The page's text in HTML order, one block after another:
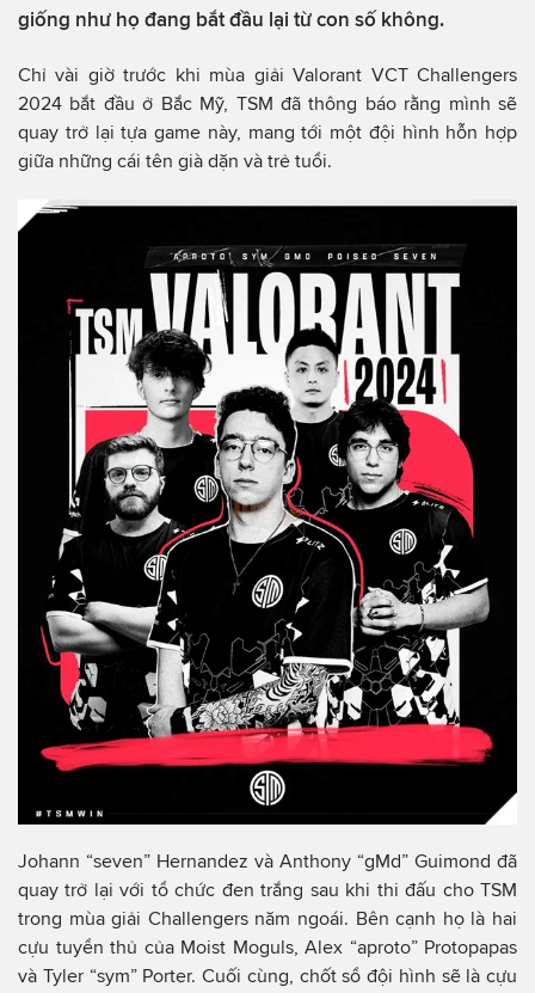
giống như họ đang bắt đầu lại từ con số không.
Chỉ vài giờ trước khi mùa giải Valorant VCT Challengers
2024 bắt đầu ở Bắc Mỹ, TSM đã thông báo rằng mình sẽ
quay trở lại tựa game này, mang tới một đội hình hỗn hợp
giữa những cái tên già dặn và trẻ tuổi.
Johann “seven” Hernandez và Anthony “gMd” Guimond đã
quay trở lại với tổ chức đen trắng sau khi thi đấu cho TSM
trong mùa giải Challengers năm ngoái. Bên cạnh họ là hai
cựu tuyển thủ của Moist Moguls, Alex “aproto” Protopapas
và Tyler “sym” Porter. Cuối cùng, chốt sổ đội hình sẽ là cựu